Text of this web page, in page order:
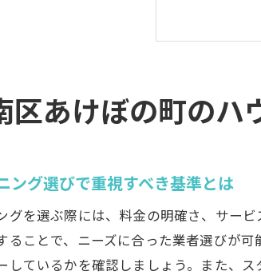
満
ハウ
信
信頼でき
ハウ
ス
損害
アフ
区あけぼの町のハ
ング選びで重視すべき基準とは
グを選ぶ際には、料金の明確さ、サー
ることで、ニーズに合った業者選びが
しているかを確認しましょう。また、